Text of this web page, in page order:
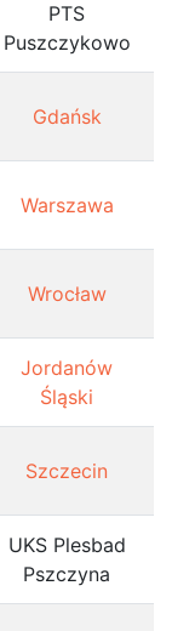
PTS
Puszczykowo
Gdańsk
Warszawa
Wrocław
Jordanów
Śląski
Szczecin
UKS Plesbad
Pszczyna